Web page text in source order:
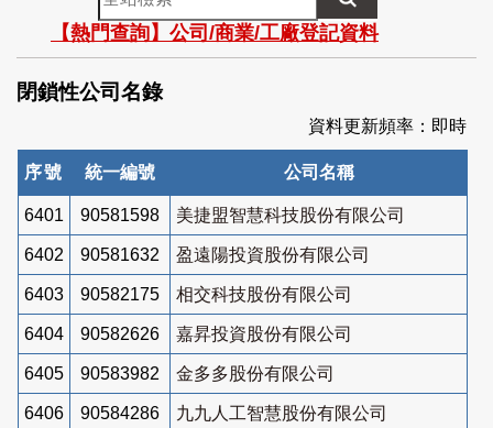
站
檢
索
【熱門查詢】公司/商業/工廠登記資料
閉鎖性公司名錄
資料更新頻率：即時
序號 統一編號 公司名稱
6401 90581598 美捷盟智慧科技股份有限公司
6402 90581632 盈遠陽投資股份有限公司
6403 90582175 相交科技股份有限公司
6404 90582626 嘉昇投資股份有限公司
6405 90583982 金多多股份有限公司
6406 90584286 九九人工智慧股份有限公司